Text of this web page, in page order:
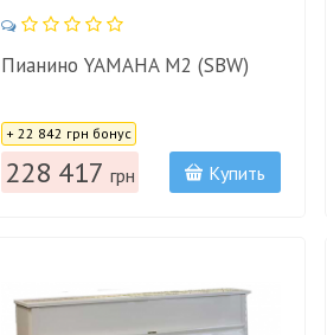
Пианино YAMAHA M2 (SBW)
Цена:
+ 22 842 грн бонус
228 417 грн Купить